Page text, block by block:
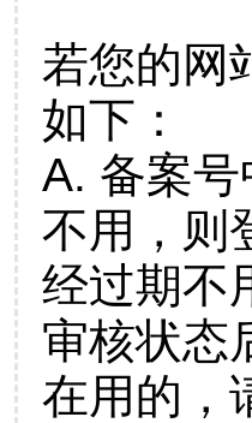
若您的网
如下：
A. 备案
不用，则
经过期不
审核状态
在用的，